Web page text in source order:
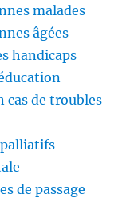
malades
âgées
handicaps
cas de troubles
de passage